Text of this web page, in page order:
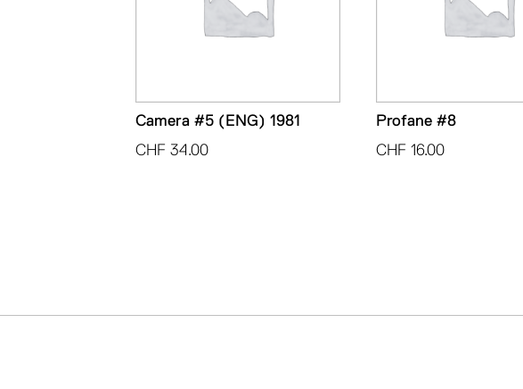
Camera #5 (ENG) 1981
CHF 34.00
Profane #8
CHF 16.00